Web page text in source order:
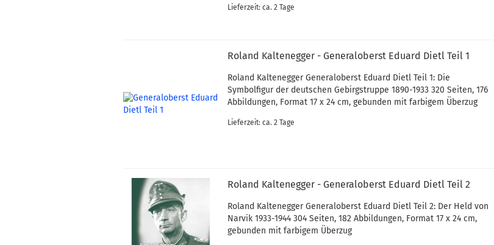
Lieferzeit: ca. 2 Tage
Roland Kaltenegger - Generaloberst Eduard Dietl Teil 1
Roland Kaltenegger Generaloberst Eduard Dietl Teil 1: Die
Symbolfigur der deutschen Gebirgstruppe 1890-1933 320 Seiten, 176
Abbildungen, Format 17 x 24 cm, gebunden mit farbigem Überzug
Lieferzeit: ca. 2 Tage
Roland Kaltenegger - Generaloberst Eduard Dietl Teil 2
Roland Kaltenegger Generaloberst Eduard Dietl Teil 2: Der Held von
Narvik 1933-1944 304 Seiten, 182 Abbildungen, Format 17 x 24 cm,
gebunden mit farbigem Überzug